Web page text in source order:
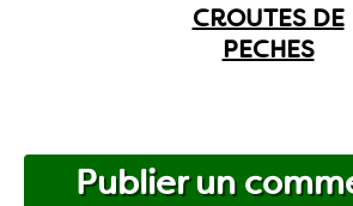
CROUTES DE
PECHES
Publier un